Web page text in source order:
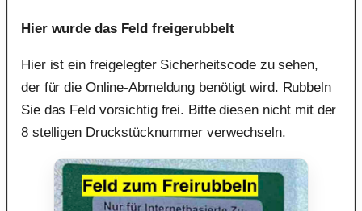
Hier wurde das Feld freigerubbelt
Hier ist ein freigelegter Sicherheitscode zu sehen,
der für die Online-Abmeldung benötigt wird. Rubbeln
Sie das Feld vorsichtig frei. Bitte diesen nicht mit der
8 stelligen Druckstücknummer verwechseln.